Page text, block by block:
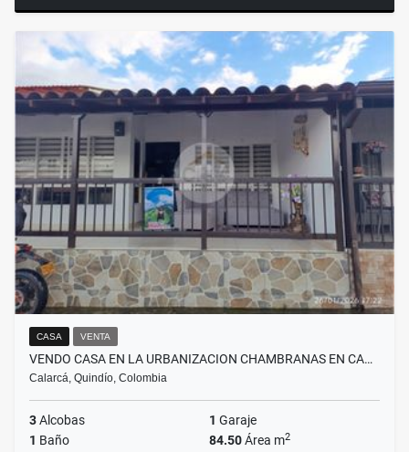
CASA VENTA
VENDO CASA EN LA URBANIZACION CHAMBRANAS EN CA…
Calarcá, Quindío, Colombia
3Alcobas 1 Garaje
1 Baño 84.50Área m2